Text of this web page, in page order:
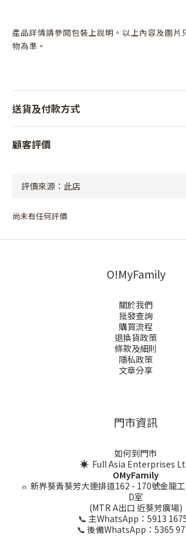
產品詳情請參閱包裝上說明。以上內容及圖片
物為準。
送貨及付款方式
顧客評價
尚未有任何評價
O!MyFamily
關於我們
批發查詢
購買流程
退換貨政策
條款及細則
隱私政策
文章分享
門市資訊
如何到門市
☀ Full Asia Enterprises
OMyFamily
⍝ 新界葵青葵芳大連排道162 - 170號金龍
D室
(MTR A出口 近葵芳廣場)
📞 主WhatsApp：5913
📞 後備WhatsApp：5365